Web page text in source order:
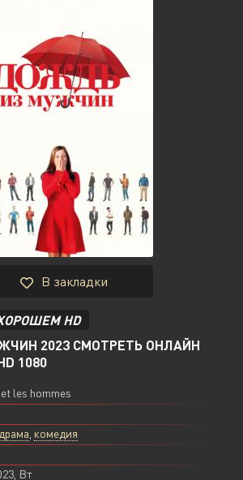
В закладки
HD
2023 СМОТРЕТЬ ОНЛАЙН
1080
les hommes
комедия
Вт